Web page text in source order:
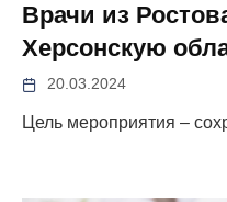
Врачи из
Херсонскую
20.03.2024
Цель мероприятия –